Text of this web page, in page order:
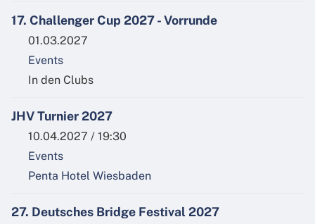
17. Challenger Cup 2027 - Vorrunde
01.03.2027
Events
In den Clubs
JHV Turnier 2027
10.04.2027 / 19:30
Events
Penta Hotel Wiesbaden
27. Deutsches Bridge Festival 2027